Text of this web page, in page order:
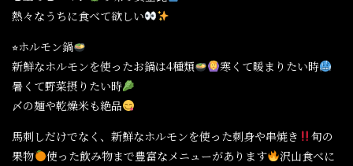
熱々なうちに食べて欲しい
⭐︎ホルモン鍋
新鮮なホルモンを使ったお鍋は4種類
寒くて暖まりたい時
暑くて野菜摂りたい時
〆の麺や乾燥米も絶品
馬刺しだけでなく、新鮮なホルモンを使った刺身や串焼き
旬の
果物
使った飲み物まで豊富なメニューがあります
沢山食べに